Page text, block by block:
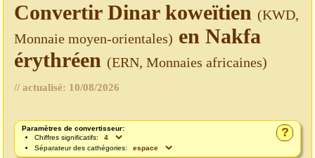
Convertir Dinar koweïtien (KWD,
Monnaie moyen-orientales) en Nakfa
érythréen (ERN, Monnaies africaines)
// actualisé: 10/08/2026
?
Paramètres de convertisseur:
Chiffres significatifs:
Séparateur des cathégories: